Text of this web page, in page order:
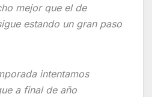
mejor que el de
estando un gran paso
intentamos
a final de año